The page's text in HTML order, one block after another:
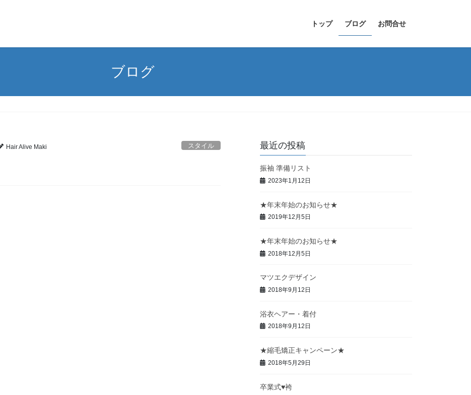
トップ ブログ お問合せ
ブログ
Hair Alive Maki スタイル 最近の投稿
振袖 準備リスト
2023年1月12日
★年末年始のお知らせ★
2019年12月5日
★年末年始のお知らせ★
2018年12月5日
マツエクデザイン
2018年9月12日
浴衣ヘアー・着付
2018年9月12日
★縮毛矯正キャンペーン★
2018年5月29日
卒業式♥袴